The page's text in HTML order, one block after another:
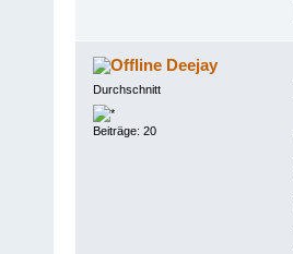
Deejay
Durchschnitt
Beiträge: 20